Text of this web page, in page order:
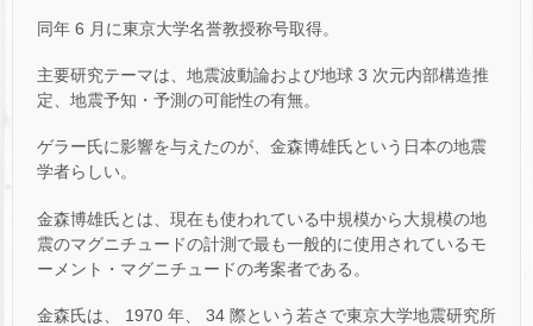
同年 6 月に東京大学名誉教授称号取得。
主要研究テーマは、地震波動論および地球 3 次元内部構造推
定、地震予知・予測の可能性の有無。
ゲラー氏に影響を与えたのが、金森博雄氏という日本の地震
学者らしい。
金森博雄氏とは、現在も使われている中規模から大規模の地
震のマグニチュードの計測で最も一般的に使用されているモ
ーメント・マグニチュードの考案者である。
金森氏は、 1970 年、 34 際という若さで東京大学地震研究所